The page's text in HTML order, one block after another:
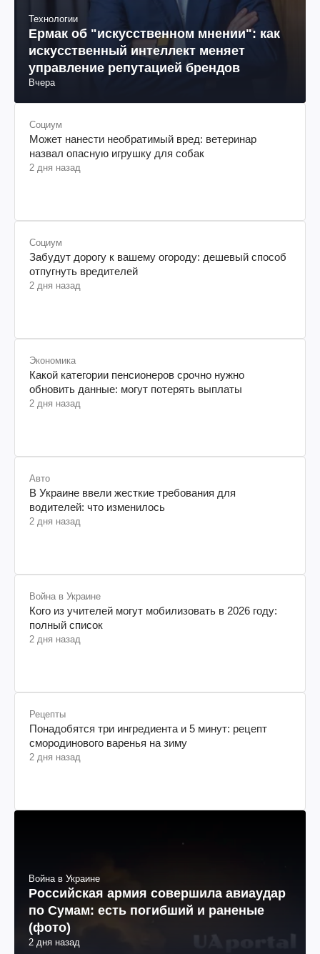
Технологии
Ермак об "искусственном мнении": как
искусственный интеллект меняет
управление репутацией брендов
Вчера
Социум
Может нанести необратимый вред: ветеринар
назвал опасную игрушку для собак
2 дня назад
Социум
Забудут дорогу к вашему огороду: дешевый способ
отпугнуть вредителей
2 дня назад
Экономика
Какой категории пенсионеров срочно нужно
обновить данные: могут потерять выплаты
2 дня назад
Авто
В Украине ввели жесткие требования для
водителей: что изменилось
2 дня назад
Война в Украине
Кого из учителей могут мобилизовать в 2026 году:
полный список
2 дня назад
Рецепты
Понадобятся три ингредиента и 5 минут: рецепт
смородинового варенья на зиму
2 дня назад
Война в Украине
Российская армия совершила авиаудар
по Сумам: есть погибший и раненые
(фото)
2 дня назад